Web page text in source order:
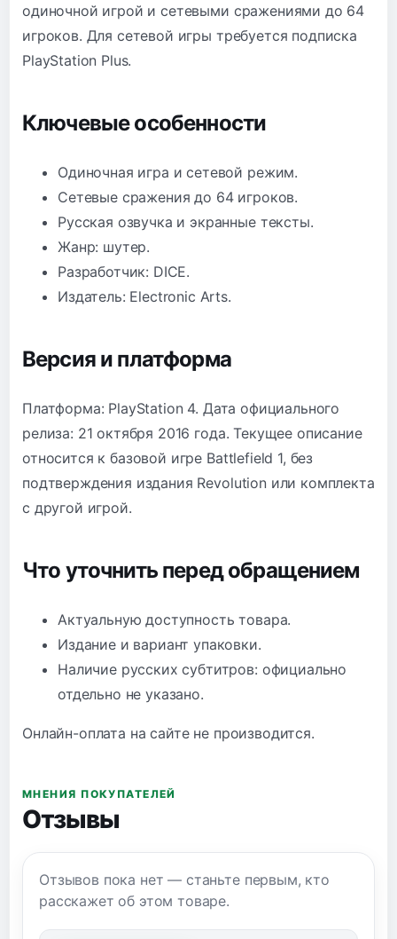
одиночной игрой и сетевыми сражениями до 64
игроков. Для сетевой игры требуется подписка
PlayStation Plus.
Ключевые особенности
Одиночная игра и сетевой режим.
Сетевые сражения до 64 игроков.
Русская озвучка и экранные тексты.
Жанр: шутер.
Разработчик: DICE.
Издатель: Electronic Arts.
Версия и платформа
Платформа: PlayStation 4. Дата официального
релиза: 21 октября 2016 года. Текущее описание
относится к базовой игре Battlefield 1, без
подтверждения издания Revolution или комплекта
с другой игрой.
Что уточнить перед обращением
Актуальную доступность товара.
Издание и вариант упаковки.
Наличие русских субтитров: официально
отдельно не указано.
Онлайн-оплата на сайте не производится.
МНЕНИЯ ПОКУПАТЕЛЕЙ
Отзывы
Отзывов пока нет — станьте первым, кто
расскажет об этом товаре.